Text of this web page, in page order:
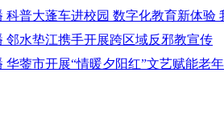
科普大蓬车进校园 数字化教育新体验
邻水垫江携手开展跨区域反邪教宣传
华蓥市开展“情暖夕阳红”文艺赋能老